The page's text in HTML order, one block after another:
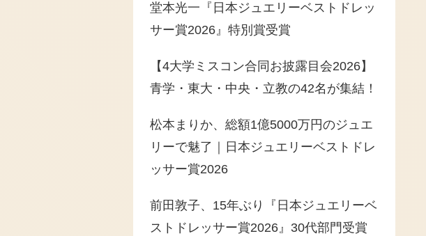
堂本光一『日本ジュエリーベストドレッ
サー賞2026』特別賞受賞
【4大学ミスコン合同お披露目会2026】
青学・東大・中央・立教の42名が集結！
松本まりか、総額1億5000万円のジュエ
リーで魅了｜日本ジュエリーベストドレ
ッサー賞2026
前田敦子、15年ぶり『日本ジュエリーベ
ストドレッサー賞2026』30代部門受賞